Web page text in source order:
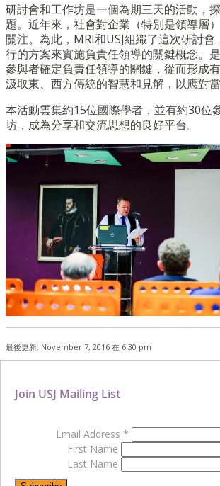
研討會和工作坊是一個為期三天的活動，
題。 近年來，社會對企業（特別是領導層
關注。 為此，MRI和USJ組織了這次研討會
行的方案來實施負責任領導的關鍵概念。
參與者確定負責任領導的關鍵， 從而形成
汲取東、西方傳統的智慧和見解， 以應對
本活動雲集約15位國際學者，並有約30位
坊， 成為分享和交流思想的良好平台。
最後更新: November 7, 2016 在 6:30 pm
Join USJ Mailing List
Email Address *
First Name
Last Name